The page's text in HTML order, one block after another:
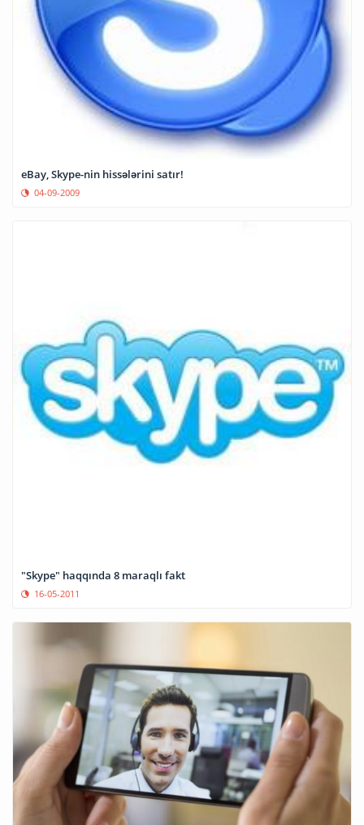
eBay, Skype-nin hissələrini satır!
04-09-2009
"Skype" haqqında 8 maraqlı fakt
16-05-2011